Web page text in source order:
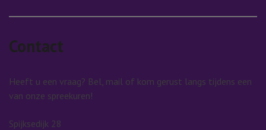
Contact
Heeft u een vraag? Bel, mail of kom gerust langs tijdens een
van onze spreekuren!
Spijksedijk 28